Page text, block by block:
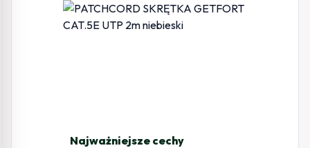
Najważniejsze cechy